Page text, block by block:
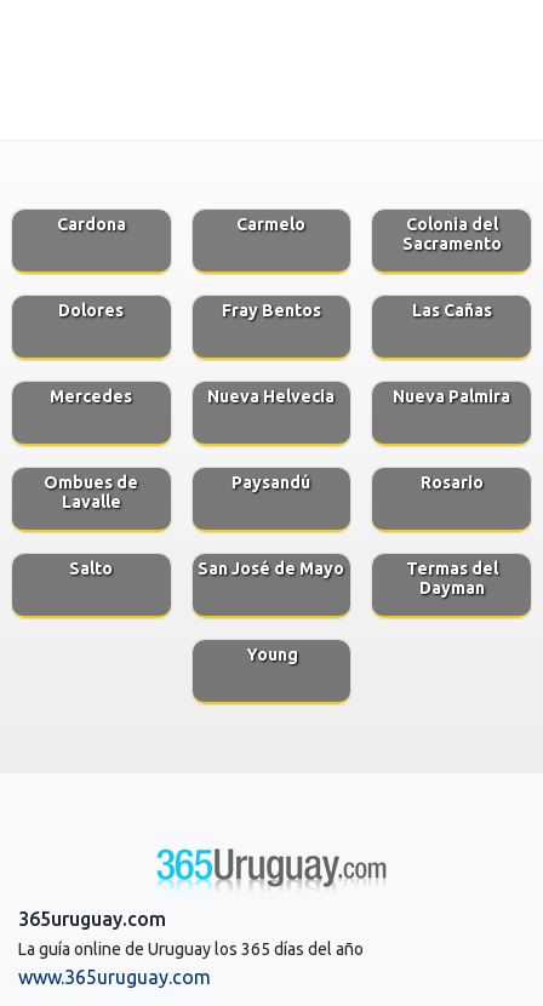
Cardona Carmelo
Colonia del
Sacramento
Dolores Fray Bentos Las Cañas
Mercedes Nueva Helvecia Nueva Palmira
Ombues de
Lavalle
Paysandú Rosario
Salto San José de Mayo
Termas del
Dayman
Young
365uruguay.com
La guía online de Uruguay los 365 días del año
www.365uruguay.com